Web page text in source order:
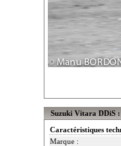
Suzuki Vitara DDiS :
Caractéristiques
Marque :